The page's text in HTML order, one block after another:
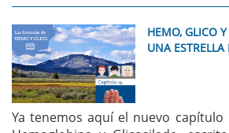
HEMO, GLICO
UNA ESTRELLA
Ya tenemos aquí el nuevo